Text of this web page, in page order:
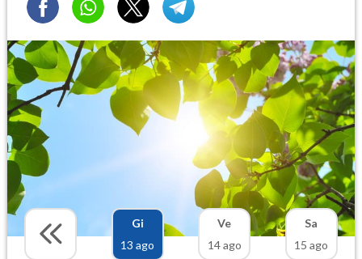
Gi
13 ago
Ve
14 ago
Sa
15 ago